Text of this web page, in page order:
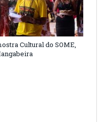
Cultural do SOME,